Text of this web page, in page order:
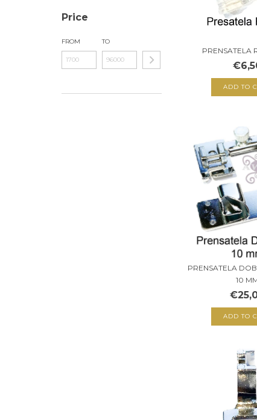
Price
FROM TO
PRENSATELA
PRENSATELA
10